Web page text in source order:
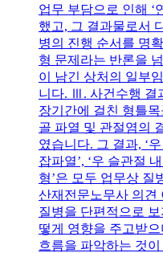
업무 부담으로 인해 ‘
했고, 그 결과물로서
병의 진행 순서를 명
형 문제라는 반론을
이 남긴 상처의 일부
니다. Ⅲ. 사건수행 결
장기간에 걸친 형틀
골 파열 및 관절염의
였습니다. 그 결과, ‘
잡파열’, ‘우 슬관절
형’은 모두 업무상
산재전문노무사 의견
질병을 단편적으로
떻게 영향을 주고받
흐름을 파악하는 것